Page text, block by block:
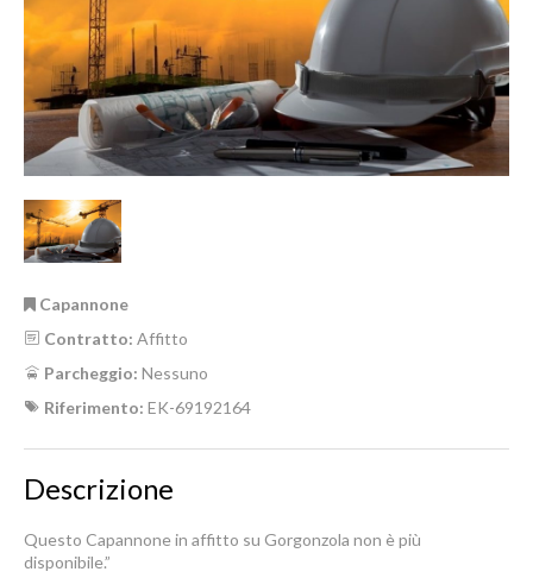
Capannone
Contratto: Affitto
Parcheggio: Nessuno
Riferimento: EK-69192164
Descrizione
Questo Capannone in affitto su Gorgonzola non è più
disponibile.”